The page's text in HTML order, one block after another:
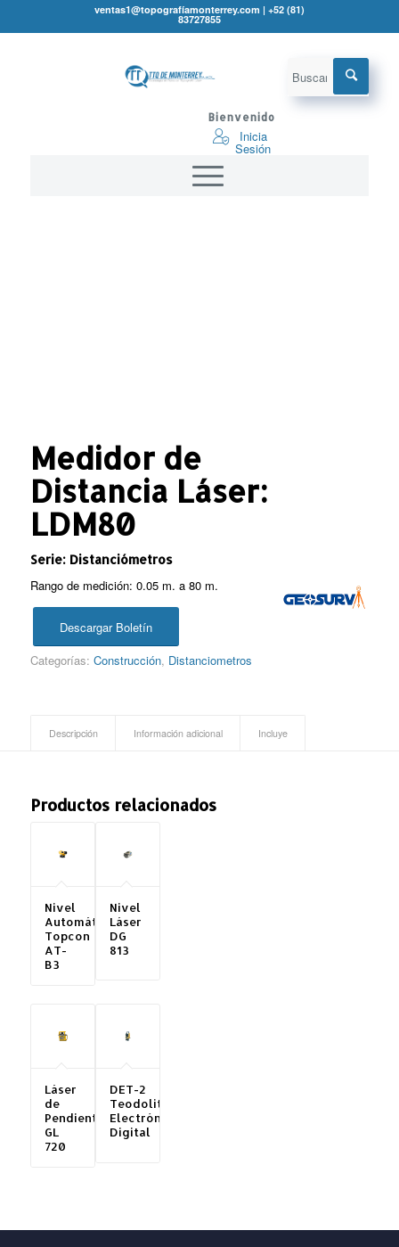
ventas1@topografíamonterrey.com | +52 (81)
83727855
Bienvenido
Inicia
Sesión
Medidor de
Distancia Láser:
LDM80
Serie: Distanciómetros
Rango de medición: 0.05 m. a 80 m.
Descargar Boletín
Categorías: Construcción, Distanciometros
Descripción Información adicional Incluye
Productos relacionados
Nivel
Automático
Topcon
AT-
B3
Nivel
Láser
DG
813
Láser
de
Pendiente
GL
720
DET-2
Teodolito
Electrónico
Digital